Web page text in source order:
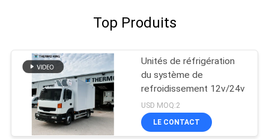
Top Produits
Unités de réfrigération
du système de
refroidissement 12v/24v
USD MOQ:2
LE CONTACT